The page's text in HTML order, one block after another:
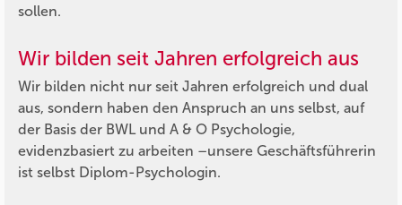
sollen.
Wir bilden seit Jahren erfolgreich aus
Wir bilden nicht nur seit Jahren erfolgreich und dual
aus, sondern haben den Anspruch an uns selbst, auf
der Basis der BWL und A & O Psychologie,
evidenzbasiert zu arbeiten –unsere Geschäftsführerin
ist selbst Diplom-Psychologin.